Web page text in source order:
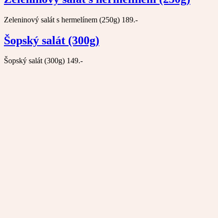
Zeleninový salát s hermelínem (250g) 189.-
Šopský salát (300g)
Šopský salát (300g) 149.-